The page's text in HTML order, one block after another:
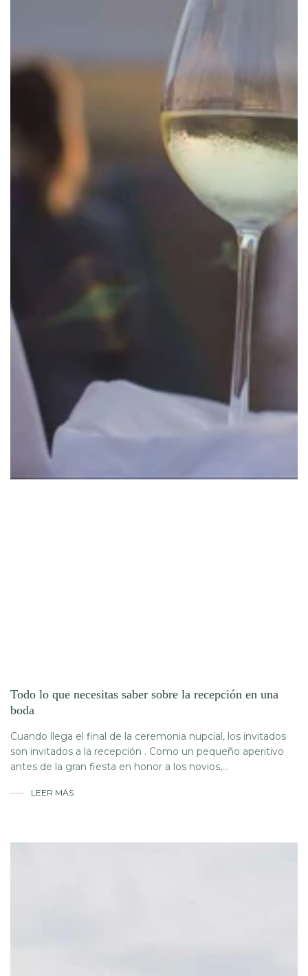
Todo lo que necesitas saber sobre la recepción en una
boda
Cuando llega el final de la ceremonia nupcial, los invitados
son invitados a la recepción . Como un pequeño aperitivo
antes de la gran fiesta en honor a los novios,...
LEER MÁS